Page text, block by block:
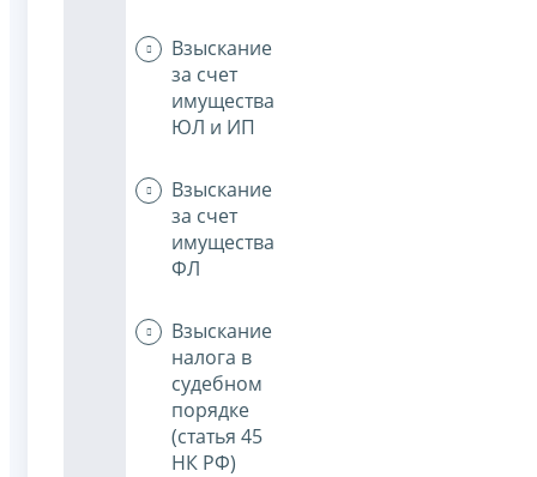
Взыскание
за счет
имущества
ЮЛ и ИП
Взыскание
за счет
имущества
ФЛ
Взыскание
налога в
судебном
порядке
(статья 45
НК РФ)